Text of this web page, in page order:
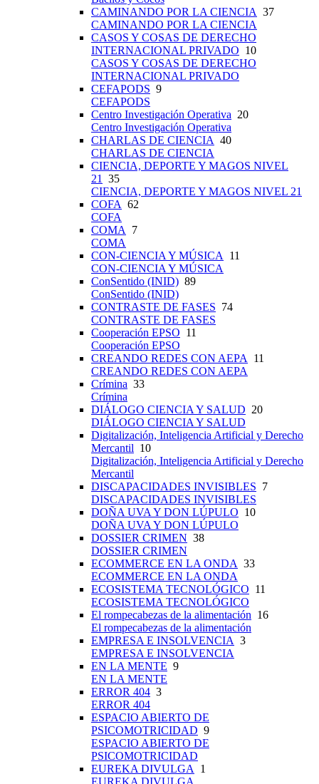
CAMINANDO POR LA CIENCIA 37
CAMINANDO POR LA CIENCIA
CASOS Y COSAS DE DERECHO
INTERNACIONAL PRIVADO 10
CASOS Y COSAS DE DERECHO
INTERNACIONAL PRIVADO
CEFAPODS 9
CEFAPODS
Centro Investigación Operativa 20
Centro Investigación Operativa
CHARLAS DE CIENCIA 40
CHARLAS DE CIENCIA
CIENCIA, DEPORTE Y MAGOS NIVEL
21
35
CIENCIA, DEPORTE Y MAGOS NIVEL 21
COFA 62
COFA
COMA
7
COMA
CON-CIENCIA Y MÚSICA
11
CON-CIENCIA Y MÚSICA
ConSentido (INID) 89
ConSentido (INID)
CONTRASTE DE FASES 74
CONTRASTE DE FASES
Cooperación EPSO 11
Cooperación EPSO
CREANDO REDES CON AEPA
11
CREANDO REDES CON AEPA
Crímina 33
Crímina
DIÁLOGO CIENCIA Y SALUD 20
DIÁLOGO CIENCIA Y SALUD
Digitalización, Inteligencia Artificial y Derecho
Mercantil 10
Digitalización, Inteligencia Artificial y Derecho
Mercantil
DISCAPACIDADES INVISIBLES 7
DISCAPACIDADES INVISIBLES
DOÑA UVA Y DON LÚPULO 10
DOÑA UVA Y DON LÚPULO
DOSSIER CRIMEN 38
DOSSIER CRIMEN
ECOMMERCE EN LA ONDA 33
ECOMMERCE EN LA ONDA
ECOSISTEMA TECNOLÓGICO 11
ECOSISTEMA TECNOLÓGICO
El rompecabezas de la alimentación 16
El rompecabezas de la alimentación
EMPRESA E INSOLVENCIA 3
EMPRESA E INSOLVENCIA
EN LA MENTE 9
EN LA MENTE
ERROR 404 3
ERROR 404
ESPACIO ABIERTO DE
PSICOMOTRICIDAD 9
ESPACIO ABIERTO DE
PSICOMOTRICIDAD
EUREKA DIVULGA
1